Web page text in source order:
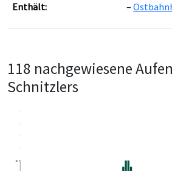
Enthält:
118 nachgewiesene
Schnitzlers
10